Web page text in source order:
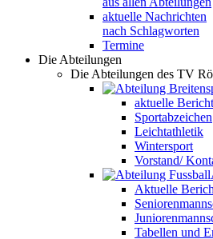
aktuelle Nachrichten
nach Schlagworten
Termine
Die Abteilungen
Die Abteilungen des TV
aktuelle
Sportabzeichen
Leichtathletik
Wintersport
Vorstand/
Aktuelle
Tabellen und